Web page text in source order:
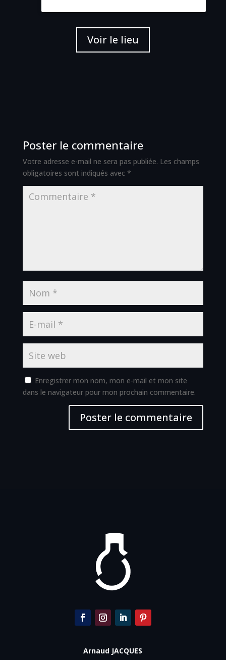
Voir le lieu
Poster le commentaire
Votre adresse e-mail ne sera pas publiée. Les champs
obligatoires sont indiqués avec *
Enregistrer mon nom, mon e-mail et mon site
dans le navigateur pour mon prochain commentaire.
Arnaud JACQUES